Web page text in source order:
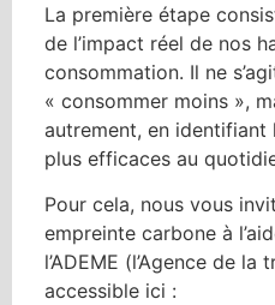
La première étape
de l’impact réel de nos
consommation. Il ne
« consommer moins »,
autrement, en identifiant
plus efficaces au
Pour cela, nous vous
empreinte carbone à
l’ADEME (l’Agence de
accessible ici :